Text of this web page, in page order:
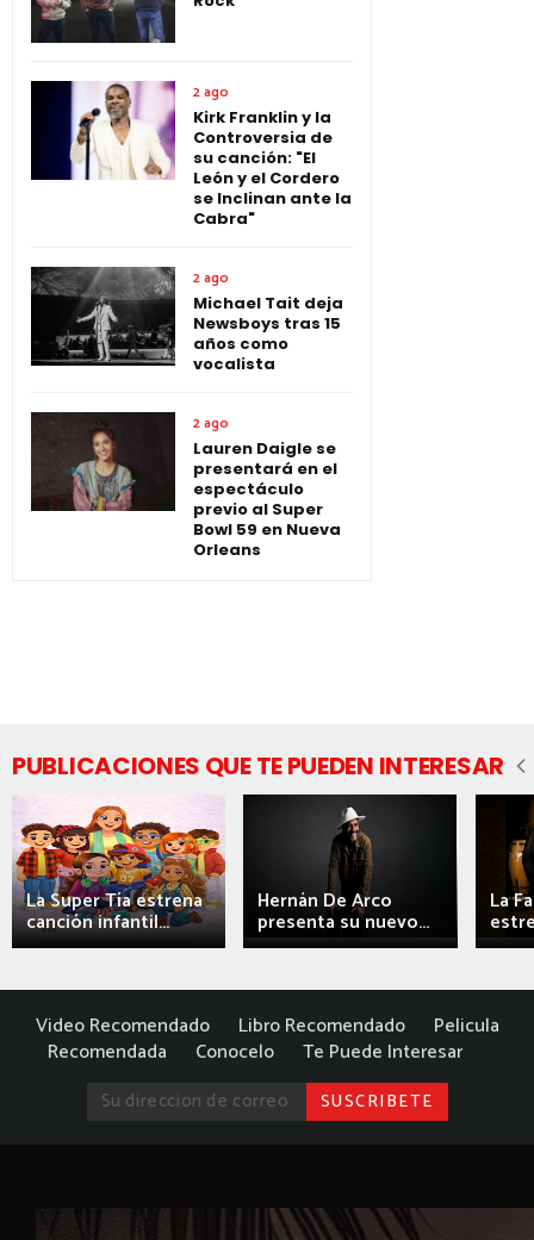
2 ago
Kirk Franklin y la
Controversia de
su canción: "El
León y el Cordero
se Inclinan ante la
Cabra"
2 ago
Michael Tait deja
Newsboys tras 15
años como
vocalista
2 ago
Lauren Daigle se
presentará en el
espectáculo
previo al Super
Bowl 59 en Nueva
Orleans
PUBLICACIONES QUE TE PUEDEN INTERESAR
La Super Tía estrena
canción infantil...
Hernán De Arco
presenta su nuevo...
La
Video Recomendado Libro Recomendado
Pelicula
Recomendada
Conocelo Te Puede Interesar